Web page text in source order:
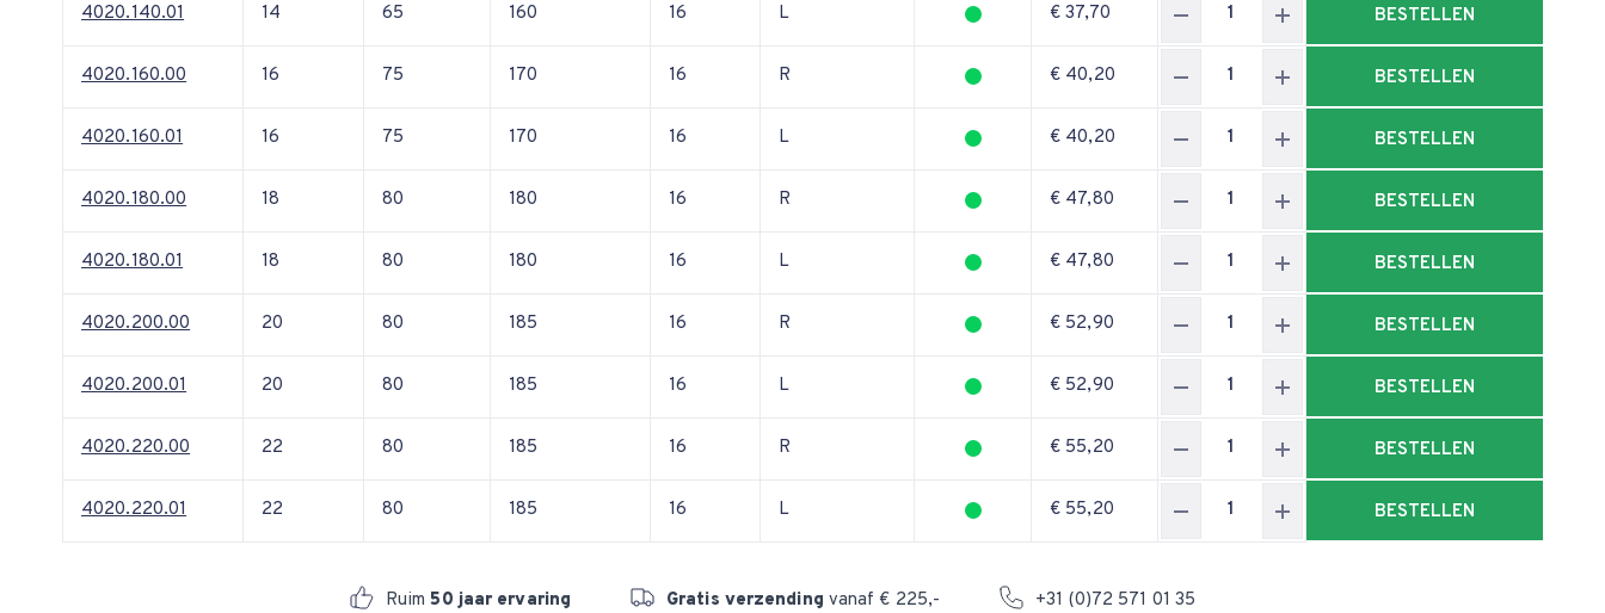
4020.140.01 14 65 160 16 L € 37,70 BESTELLEN
4020.160.00 16 75 170 16 R € 40,20 BESTELLEN
4020.160.01 16 75 170 16 L € 40,20 BESTELLEN
4020.180.00 18 80 180 16 R € 47,80 BESTELLEN
4020.180.01 18 80 180 16 L € 47,80 BESTELLEN
4020.200.00 20 80 185 16 R € 52,90 BESTELLEN
4020.200.01 20 80 185 16 L € 52,90 BESTELLEN
4020.220.00 22 80 185 16 R € 55,20 BESTELLEN
4020.220.01 22 80 185 16 L € 55,20 BESTELLEN
Ruim50 jaar ervaring Gratis verzending vanaf € 225,- +31 (0)72 571 01 35